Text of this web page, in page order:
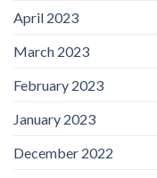
April 2023
March 2023
February 2023
January 2023
December 2022